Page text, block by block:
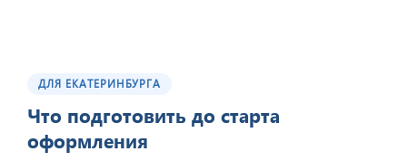
ДЛЯ ЕКАТЕРИНБУРГА
Что подготовить до старта
оформления